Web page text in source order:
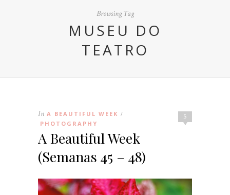
Browsing Tag
MUSEU DO
TEATRO
5
In A BEAUTIFUL WEEK /
PHOTOGRAPHY
A Beautiful Week
(Semanas 45 – 48)